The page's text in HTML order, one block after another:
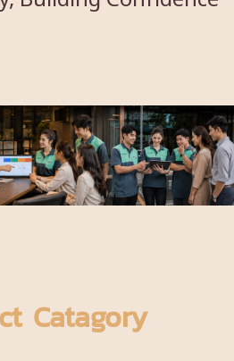
Catagory